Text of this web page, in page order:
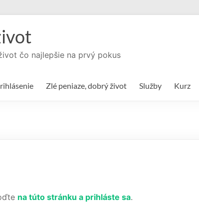
čo najlepšie na prvý pokus
Zlé peniaze, dobrý život Služby Kurz
na túto stránku a prihláste sa.